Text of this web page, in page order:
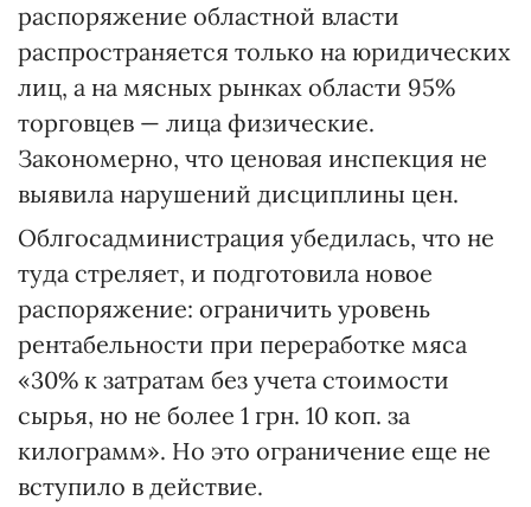
распоряжение областной власти
распространяется только на юридических
лиц, а на мясных рынках области 95%
торговцев — лица физические.
Закономерно, что ценовая инспекция не
выявила нарушений дисциплины цен.
Облгосадминистрация убедилась, что не
туда стреляет, и подготовила новое
распоряжение: ограничить уровень
рентабельности при переработке мяса
«30% к затратам без учета стоимости
сырья, но не более 1 грн. 10 коп. за
килограмм». Но это ограничение еще не
вступило в действие.